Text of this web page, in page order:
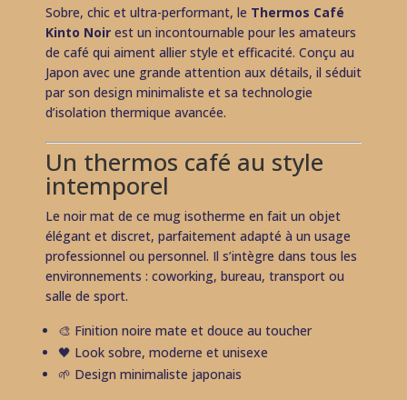
Sobre, chic et ultra-performant, le Thermos Café
Kinto Noir est un incontournable pour les amateurs
de café qui aiment allier style et efficacité. Conçu au
Japon avec une grande attention aux détails, il séduit
par son design minimaliste et sa technologie
d’isolation thermique avancée.
Un thermos café au style
intemporel
Le noir mat de ce mug isotherme en fait un objet
élégant et discret, parfaitement adapté à un usage
professionnel ou personnel. Il s’intègre dans tous les
environnements : coworking, bureau, transport ou
salle de sport.
🎨 Finition noire mate et douce au toucher
🖤 Look sobre, moderne et unisexe
🌱 Design minimaliste japonais